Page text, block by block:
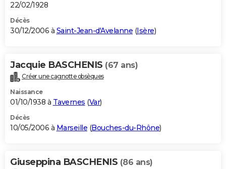
22/02/1928
Décès
30/12/2006 à Saint-Jean-d'Avelanne (Isère)
Jacquie BASCHENIS (67 ans)
Créer une cagnotte obsèques
Naissance
01/10/1938 à Tavernes (Var)
Décès
10/05/2006 à Marseille (Bouches-du-Rhône)
Giuseppina BASCHENIS (86 ans)